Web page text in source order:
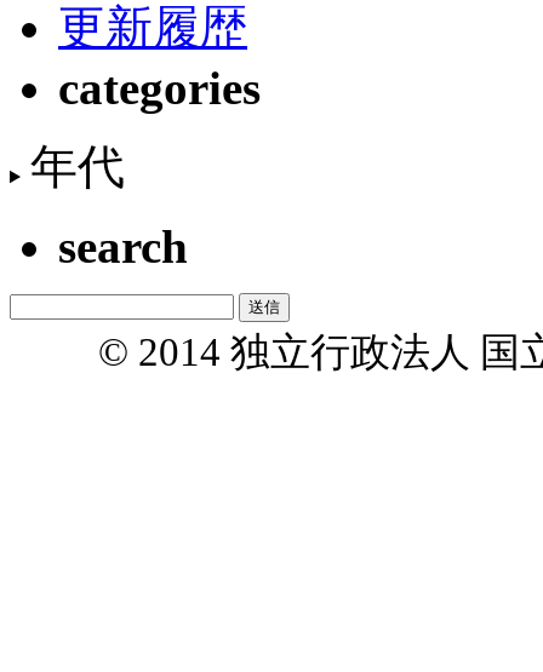
更新履歴
categories
年代
search
© 2014 独立行政法人 国